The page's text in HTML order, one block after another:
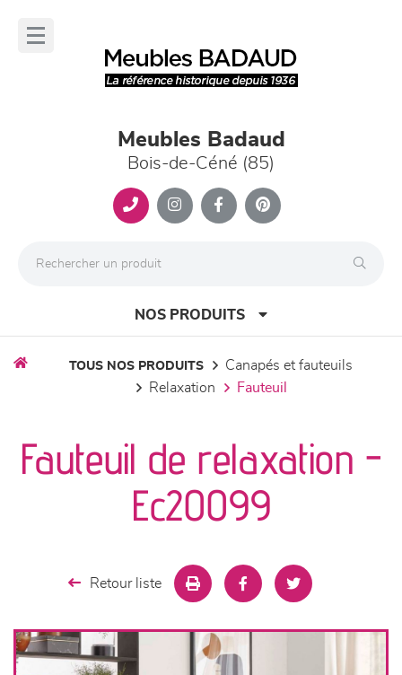
Meubles Badaud
Bois-de-Céné (85)
NOS PRODUITS
séjours
meubles de complément
décoration
TOUS NOS PRODUITS
canapés et fauteuils
relaxation
fauteuil
Fauteuil de relaxation -
Ec20099
Retour liste